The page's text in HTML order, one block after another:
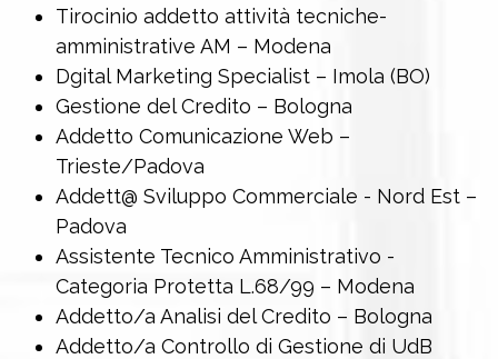
Tirocinio addetto attività tecniche-
amministrative AM – Modena
Dgital Marketing Specialist – Imola (BO)
Gestione del Credito – Bologna
Addetto Comunicazione Web –
Trieste/Padova
Addett@ Sviluppo Commerciale - Nord Est –
Padova
Assistente Tecnico Amministrativo -
Categoria Protetta L.68/99 – Modena
Addetto/a Analisi del Credito – Bologna
Addetto/a Controllo di Gestione di UdB